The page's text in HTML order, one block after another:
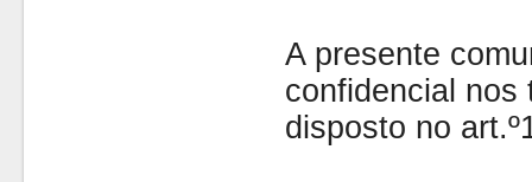
A presente
confidencial nos
disposto no